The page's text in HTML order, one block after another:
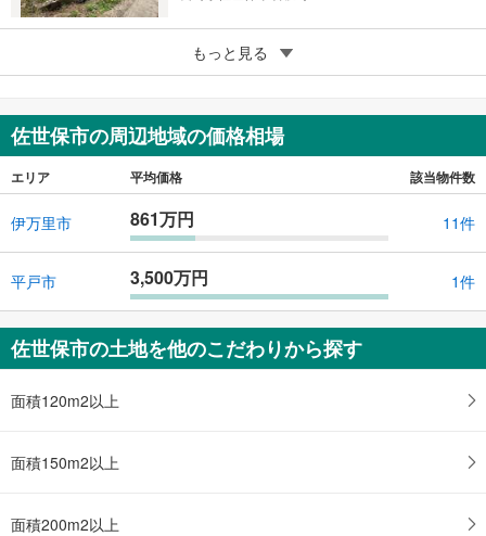
佐世保市須佐町
1,030万円
長崎県佐世保市須佐町
もっと見る
佐世保市の周辺地域の価格相場
エリア 平均価格 該当物件数
伊万里市 861万円 11件
平戸市 3,500万円 1件
佐世保市の土地を他のこだわりから探す
面積120m2以上
面積150m2以上
面積200m2以上